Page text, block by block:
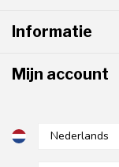
Informatie
Mijn account